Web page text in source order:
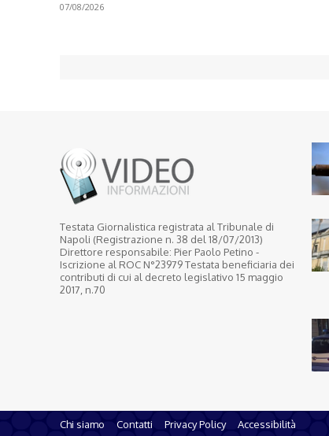
07/08/2026
Testata Giornalistica registrata al Tribunale di
Napoli (Registrazione n. 38 del 18/07/2013)
Direttore responsabile: Pier Paolo Petino -
Iscrizione al ROC N°23979 Testata beneficiaria dei
contributi di cui al decreto legislativo 15 maggio
2017, n.70
Chi siamo Contatti Privacy Policy Accessibilità